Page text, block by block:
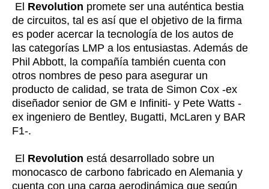
El Revolution promete ser una auténtica bestia
de circuitos, tal es así que el objetivo de la firma
es poder acercar la tecnología de los autos de
las categorías LMP a los entusiastas. Además de
Phil Abbott, la compañía también cuenta con
otros nombres de peso para asegurar un
producto de calidad, se trata de Simon Cox -ex
diseñador senior de GM e Infiniti- y Pete Watts -
ex ingeniero de Bentley, Bugatti, McLaren y BAR
F1-.
El Revolution está desarrollado sobre un
monocasco de carbono fabricado en Alemania y
cuenta con una carga aerodinámica que según